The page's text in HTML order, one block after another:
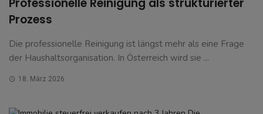
Prozess
Die professionelle Reinigung ist längst mehr als eine Frage
der Haushaltsorganisation. In Österreich wird sie ...
18. März 2026